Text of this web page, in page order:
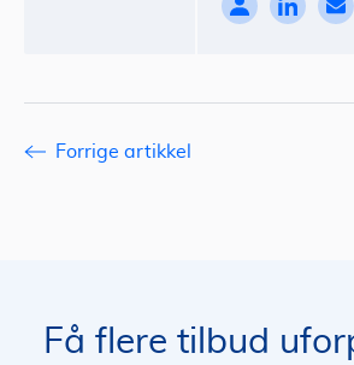
Forrige artikkel
Få flere tilbud